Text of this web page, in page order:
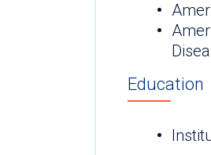
Education